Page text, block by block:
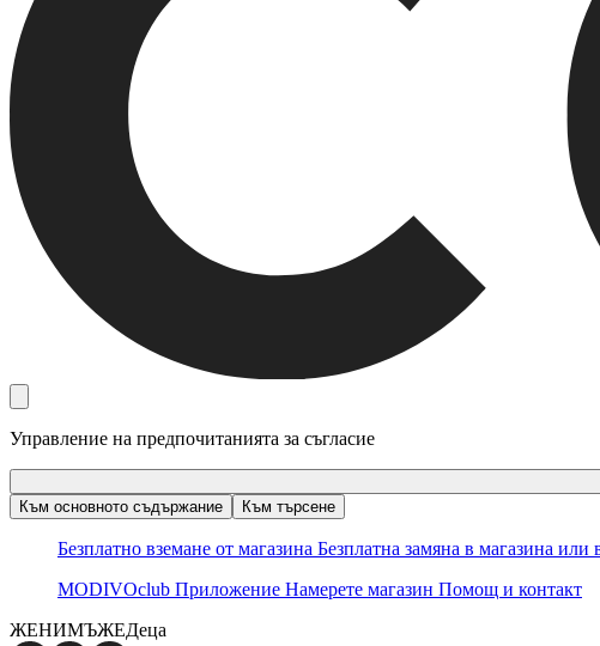
Управление на предпочитанията за съгласие
Към основното съдържание
Към търсене
Безплатно вземане от магазина Безплатна замяна в магазина или
MODIVOclub Приложение Намерете магазин Помощ и контакт
ЖЕНИМЪЖЕДеца